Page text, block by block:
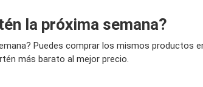
la próxima semana?
Puedes comprar los mismos productos
más barato al mejor precio.